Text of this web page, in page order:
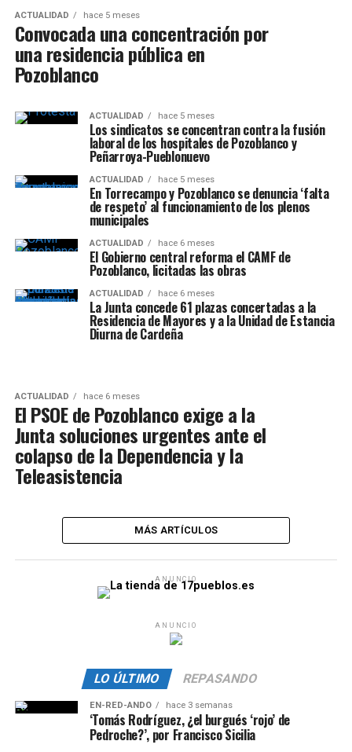
ACTUALIDAD hace 5 meses
Convocada una concentración por
una residencia pública en
Pozoblanco
ACTUALIDAD hace 5 meses
Los sindicatos se concentran contra la fusión
laboral de los hospitales de Pozoblanco y
Peñarroya-Pueblonuevo
ACTUALIDAD hace 5 meses
En Torrecampo y Pozoblanco se denuncia ‘falta
de respeto’ al funcionamiento de los plenos
municipales
ACTUALIDAD hace 6 meses
El Gobierno central reforma el CAMF de
Pozoblanco, licitadas las obras
ACTUALIDAD hace 6 meses
La Junta concede 61 plazas concertadas a la
Residencia de Mayores y a la Unidad de Estancia
Diurna de Cardeña
ACTUALIDAD hace 6 meses
El PSOE de Pozoblanco exige a la
Junta soluciones urgentes ante el
colapso de la Dependencia y la
Teleasistencia
MÁS ARTÍCULOS
ANUNCIO
ANUNCIO
LO ÚLTIMO REPASANDO
EN-RED-ANDO hace 3 semanas
‘Tomás Rodríguez, ¿el burgués ‘rojo’ de
Pedroche?’, por Francisco Sicilia